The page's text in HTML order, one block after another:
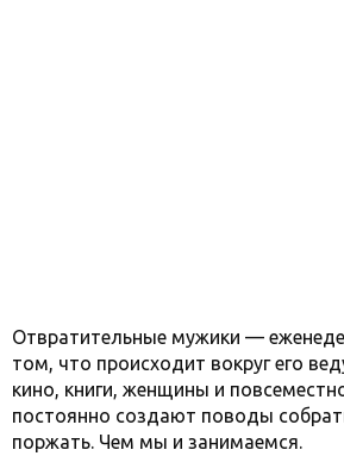
Отвратительные мужики —
том, что происходит вокруг его
кино, книги, женщины и
постоянно создают поводы
поржать. Чем мы и занимаемся.